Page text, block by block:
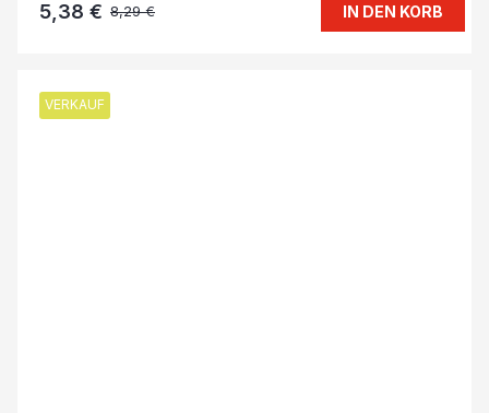
8,29 €
5,38 € IN DEN KORB
VERKAUF